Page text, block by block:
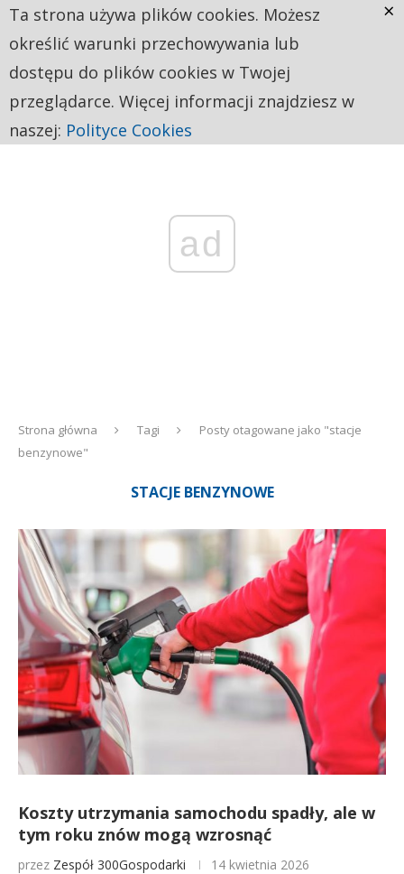
ad
Strona główna Tagi
Posty otagowane jako "stacje
benzynowe"
STACJE BENZYNOWE
Koszty utrzymania samochodu spadły, ale w
tym roku znów mogą wzrosnąć
przez Zespół 300Gospodarki 14 kwietnia 2026
Ta strona używa plików cookies. Możesz
określić warunki przechowywania lub
dostępu do plików cookies w Twojej
przeglądarce. Więcej informacji znajdziesz w
naszej: Polityce Cookies
×